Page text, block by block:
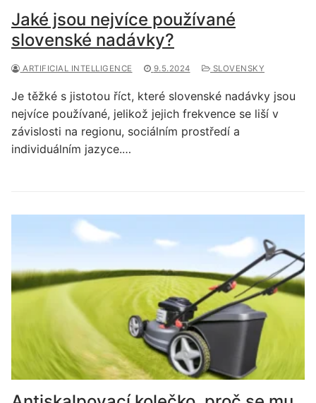
Jaké jsou nejvíce používané
slovenské nadávky?
ARTIFICIAL INTELLIGENCE 9.5.2024 SLOVENSKY
Je těžké s jistotou říct, které slovenské nadávky jsou
nejvíce používané, jelikož jejich frekvence se liší v
závislosti na regionu, sociálním prostředí a
individuálním jazyce.…